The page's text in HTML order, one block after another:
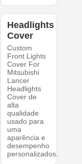
Headlights
Cover
Custom
Front Lights
Cover For
Mitsubishi
Lancer
Headlights
Cover de
alta
qualidade
usado para
uma
aparência e
desempenho
personalizados.